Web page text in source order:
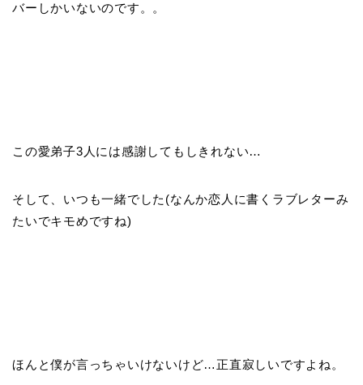
バーしかいないのです。。
この愛弟子3人には感謝してもしきれない…
そして、いつも一緒でした(なんか恋人に書くラブレターみ
たいでキモめですね)
ほんと僕が言っちゃいけないけど…正直寂しいですよね。